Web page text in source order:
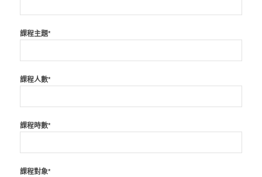
課程主題*
課程人數*
課程時數*
課程對象*